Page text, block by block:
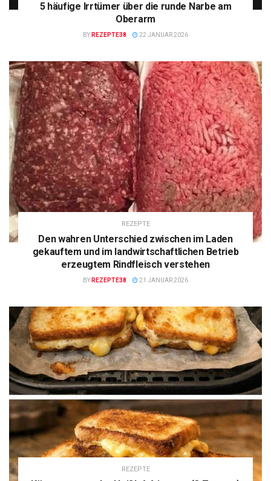
5 häufige Irrtümer über die runde Narbe am
Oberarm
BY REZEPTE38 22 JANUAR 2026
REZEPTE
Den wahren Unterschied zwischen im Laden
gekauftem und im landwirtschaftlichen Betrieb
erzeugtem Rindfleisch verstehen
BY REZEPTE38 21 JANUAR 2026
REZEPTE